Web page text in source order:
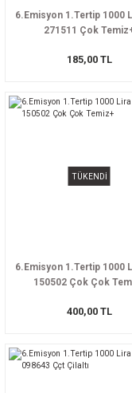
6.Emisyon 1.Tertip 1000
271511 Çok
185,00 TL
TÜKENDİ
6.Emisyon 1.Tertip 1000
150502 Çok Çok
400,00 TL